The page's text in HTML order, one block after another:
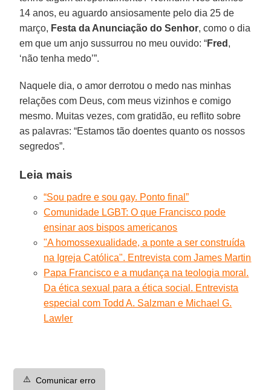
14 anos, eu aguardo ansiosamente pelo dia 25 de
março, Festa da Anunciação do Senhor, como o dia
em que um anjo sussurrou no meu ouvido: “Fred ,
‘não tenha medo’”.
Naquele dia, o amor derrotou o medo nas minhas
relações com Deus, com meus vizinhos e comigo
mesmo. Muitas vezes, com gratidão, eu reflito sobre
as palavras: “Estamos tão doentes quanto os nossos
segredos”.
Leia mais
“Sou padre e sou gay. Ponto final”
Comunidade LGBT: O que Francisco pode
ensinar aos bispos americanos
"A homossexualidade, a ponte a ser construída
na Igreja Católica". Entrevista com James Martin
Papa Francisco e a mudança na teologia moral.
Da ética sexual para a ética social. Entrevista
especial com Todd A. Salzman e Michael G.
Lawler
⚠️ Comunicar erro